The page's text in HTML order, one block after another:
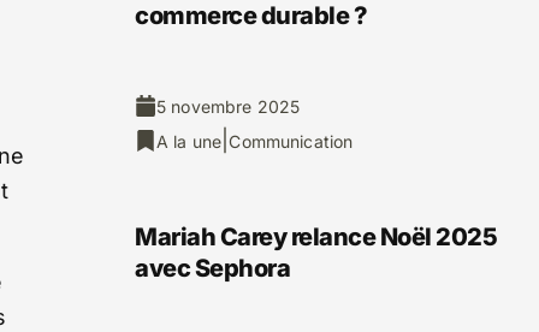
commerce durable ?
5 novembre 2025
A la une |Communication
Mariah Carey relance Noël 2025
avec Sephora